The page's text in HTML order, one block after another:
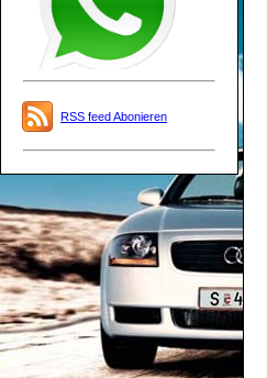
RSS feed Abonieren